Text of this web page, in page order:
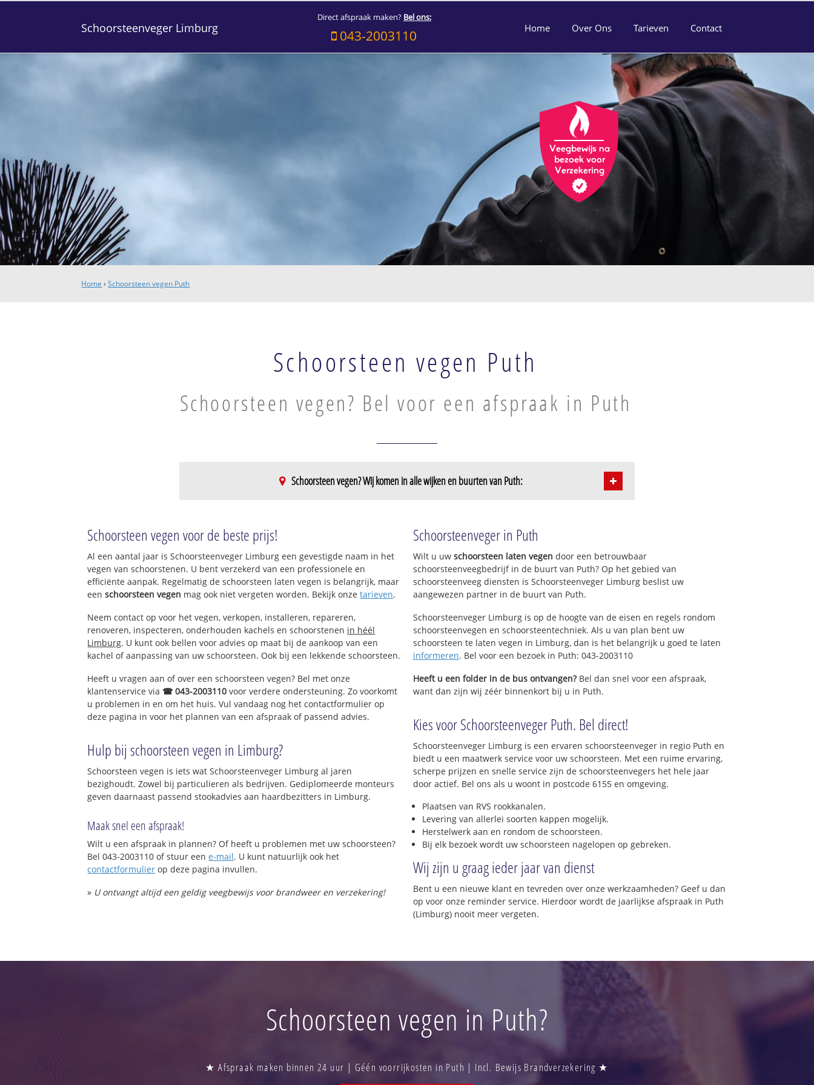
Schoorsteenveger Limburg
Direct afspraak maken? Bel ons:
043-2003110 Home Over Ons Tarieven Contact
Home ›Schoorsteen vegen Puth
Schoorsteen vegen Puth
Schoorsteen vegen? Bel voor een afspraak in Puth
Schoorsteen vegen? Wij komen in alle wijken en buurten van Puth:
Puth
Nagelbeek-Hegge
Sweikhuizen
Thull
Hommert
Schoorsteen vegen voor de beste prijs!
Al een aantal jaar is Schoorsteenveger Limburg een gevestigde naam in het
vegen van schoorstenen. U bent verzekerd van een professionele en
efficiënte aanpak. Regelmatig de schoorsteen laten vegen is belangrijk, maar
eenschoorsteen vegen mag ook niet vergeten worden. Bekijk onzetarieven.
Neem contact op voor het vegen, verkopen, installeren, repareren,
renoveren, inspecteren, onderhouden kachels en schoorstenen in héél
Limburg. U kunt ook bellen voor advies op maat bij de aankoop van een
kachel of aanpassing van uw schoorsteen. Ook bij een lekkende schoorsteen.
Heeft u vragen aan of over een schoorsteen vegen? Bel met onze
klantenservice via ☎ 043-2003110 voor verdere ondersteuning. Zo voorkomt
u problemen in en om het huis. Vul vandaag nog het contactformulier op
deze pagina in voor het plannen van een afspraak of passend advies.
Hulp bij schoorsteen vegen in Limburg?
Schoorsteen vegen is iets wat Schoorsteenveger Limburg al jaren
bezighoudt. Zowel bij particulieren als bedrijven. Gediplomeerde monteurs
geven daarnaast passend stookadvies aan haardbezitters in Limburg.
Maak snel een afspraak!
Wilt u een afspraak in plannen? Of heeft u problemen met uw schoorsteen?
Bel 043-2003110 of stuur eene-mail. U kunt natuurlijk ook het
contactformulier op deze pagina invullen.
» U ontvangt altijd een geldig veegbewijs voor brandweer en verzekering!
Schoorsteenveger in Puth
Wilt u uw schoorsteen laten vegen door een betrouwbaar
schoorsteenveegbedrijf in de buurt van Puth? Op het gebied van
schoorsteenveeg diensten is Schoorsteenveger Limburg beslist uw
aangewezen partner in de buurt van Puth.
Schoorsteenveger Limburg is op de hoogte van de eisen en regels rondom
schoorsteenvegen en schoorsteentechniek. Als u van plan bent uw
schoorsteen te laten vegen in Limburg, dan is het belangrijk u goed te laten
informeren. Bel voor een bezoek in Puth: 043-2003110
Heeft u een folder in de bus ontvangen?Bel dan snel voor een afspraak,
want dan zijn wij zéér binnenkort bij u in Puth.
Kies voor Schoorsteenveger Puth. Bel direct!
Schoorsteenveger Limburg is een ervaren schoorsteenveger in regio Puth en
biedt u een maatwerk service voor uw schoorsteen. Met een ruime ervaring,
scherpe prijzen en snelle service zijn de schoorsteenvegers het hele jaar
door actief. Bel ons als u woont in postcode 6155 en omgeving.
Plaatsen van RVS rookkanalen.
Levering van allerlei soorten kappen mogelijk.
Herstelwerk aan en rondom de schoorsteen.
Bij elk bezoek wordt uw schoorsteen nagelopen op gebreken.
Wij zijn u graag ieder jaar van dienst
Bent u een nieuwe klant en tevreden over onze werkzaamheden? Geef u dan
op voor onze reminder service. Hierdoor wordt de jaarlijkse afspraak in Puth
(Limburg) nooit meer vergeten.
Schoorsteen vegen in Puth?
★ Afspraak maken binnen 24 uur | Géén voorrijkosten in Puth | Incl. Bewijs Brandverzekering ★